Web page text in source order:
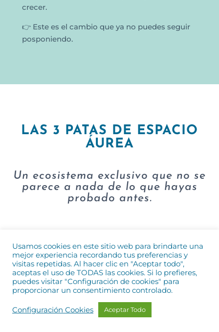
crecer.
👉 Este es el cambio que ya no puedes seguir
posponiendo.
LAS 3 PATAS DE ESPACIO
ÁUREA
Un ecosistema exclusivo que no se
parece a nada de lo que hayas
probado antes.
1.MEMBRESÍA CLUB EXCLUSIVO
No es solo una suscripción. Es pertenencia.
Espacio ÁUREA no está abierto para todo el
mundo.
Aquí entra quien está listo para dejar de
Usamos cookies en este sitio web para brindarte una
mejor experiencia recordando tus preferencias y
visitas repetidas. Al hacer clic en "Aceptar todo",
aceptas el uso de TODAS las cookies. Si lo prefieres,
puedes visitar "Configuración de cookies" para
proporcionar un consentimiento controlado.
Configuración Cookies Aceptar Todo